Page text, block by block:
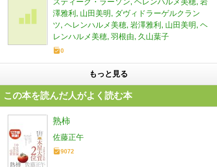
スティーグ・ラーソン ヘレンハルメ美穂 岩
澤雅利
山田美明
ダヴィドラーゲルクラン
ツ ヘレンハルメ美穂 岩澤雅利 山田美明 ヘ
レンハルメ美穂 羽根由 久山葉子
0
もっと見る
この本を読んだ人がよく読む本
熟柿
佐藤正午
9072